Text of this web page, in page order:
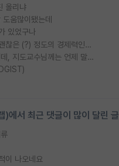
올리냐
움많이됐는데
있었구나
박사진학하기에 2억은 괜찮은 (?) 정도의 경제력인가요
타대학원 컨텍 준비중인데, 지도교수님께는 언제 말씀드려야 할까요?
)에서 최근 댓글이 많이 달린 글
이 나오네요